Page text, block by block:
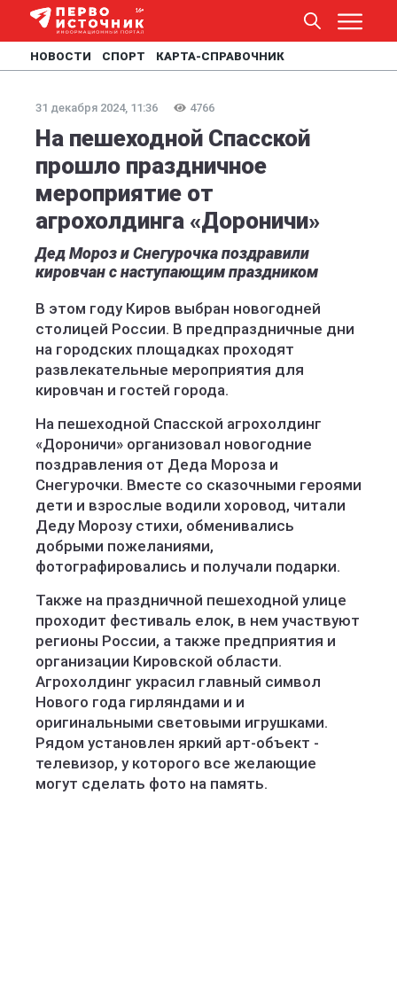
НОВОСТИ СПОРТ КАРТА-СПРАВОЧНИК
31 декабря 2024, 11:36 4766
На пешеходной Спасской
прошло праздничное
мероприятие от
агрохолдинга «Дороничи»
Дед Мороз и Снегурочка поздравили
кировчан с наступающим праздником
В этом году Киров выбран новогодней
столицей России. В предпраздничные дни
на городских площадках проходят
развлекательные мероприятия для
кировчан и гостей города.
На пешеходной Спасской агрохолдинг
«Дороничи» организовал новогодние
поздравления от Деда Мороза и
Снегурочки. Вместе со сказочными героями
дети и взрослые водили хоровод, читали
Деду Морозу стихи, обменивались
добрыми пожеланиями,
фотографировались и получали подарки.
Также на праздничной пешеходной улице
проходит фестиваль елок, в нем участвуют
регионы России, а также предприятия и
организации Кировской области.
Агрохолдинг украсил главный символ
Нового года гирляндами и и
оригинальными световыми игрушками.
Рядом установлен яркий арт-объект -
телевизор, у которого все желающие
могут сделать фото на память.